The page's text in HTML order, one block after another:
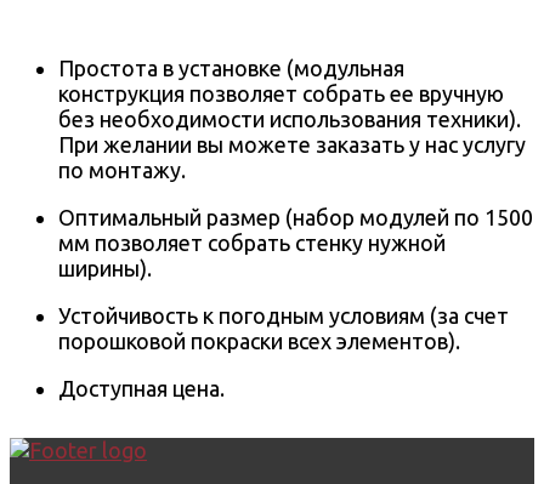
Простота в установке (модульная
конструкция позволяет собрать ее вручную
без необходимости использования техники).
При желании вы можете заказать у нас услугу
по монтажу.
Оптимальный размер (набор модулей по 1500
мм позволяет собрать стенку нужной
ширины).
Устойчивость к погодным условиям (за счет
порошковой покраски всех элементов).
Доступная цена.